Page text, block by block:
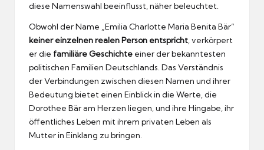
diese Namenswahl beeinflusst, näher beleuchtet.
Obwohl der Name „Emilia Charlotte Maria Benita Bär“
keiner einzelnen realen Person entspricht , verkörpert
er die familiäre Geschichte einer der bekanntesten
politischen Familien Deutschlands. Das Verständnis
der Verbindungen zwischen diesen Namen und ihrer
Bedeutung bietet einen Einblick in die Werte, die
Dorothee Bär am Herzen liegen, und ihre Hingabe, ihr
öffentliches Leben mit ihrem privaten Leben als
Mutter in Einklang zu bringen.